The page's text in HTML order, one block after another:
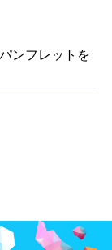
ンフレットを